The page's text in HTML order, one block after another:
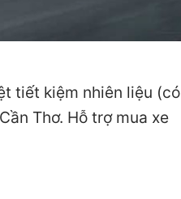
tiết kiệm nhiên liệu (có
Thơ. Hỗ trợ mua xe